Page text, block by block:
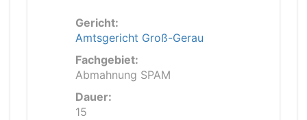
Gericht:
Amtsgericht Groß-Gerau
Fachgebiet:
Abmahnung SPAM
Dauer:
15